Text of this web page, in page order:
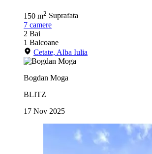
150 m2 Suprafata
7 camere
2 Bai
1 Balcoane
Cetate, Alba Iulia
Bogdan Moga
BLITZ
17 Nov 2025